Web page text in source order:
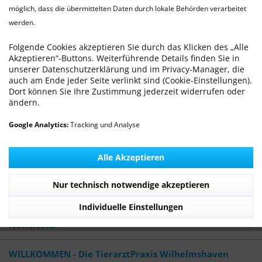
Von: Dr. med. vet. Ralf Michling 22.12.16 00:00 0 Kommentare
Unterschätztes Risiko für Kinder, Schwangere, ältere und
Mehr lesen
Rohfleischfütterung
Newsletter
WILLKOMMEN - Die TierarztPraxis Wilhelmshaven
möglich, dass die übermittelten Daten durch lokale Behörden verarbeitet
werden.
Folgende Cookies akzeptieren Sie durch das Klicken des „Alle
Akzeptieren“-Buttons. Weiterführende Details finden Sie in
unserer Datenschutzerklärung und im Privacy-Manager, die
auch am Ende jeder Seite verlinkt sind (Cookie-Einstellungen).
Dort können Sie Ihre Zustimmung jederzeit widerrufen oder
ändern.
Google Analytics:Tracking und Analyse
Individuelle Einstellungen
Nur technisch notwendige akzeptieren
Alle Akzeptieren